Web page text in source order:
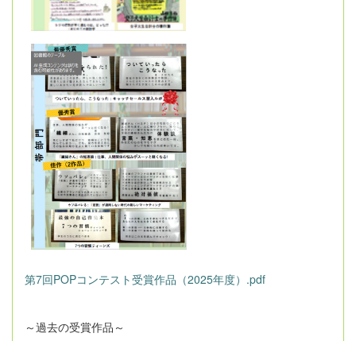
第7回POPコンテスト受賞作品（2025年度）.pdf
～過去の受賞作品～